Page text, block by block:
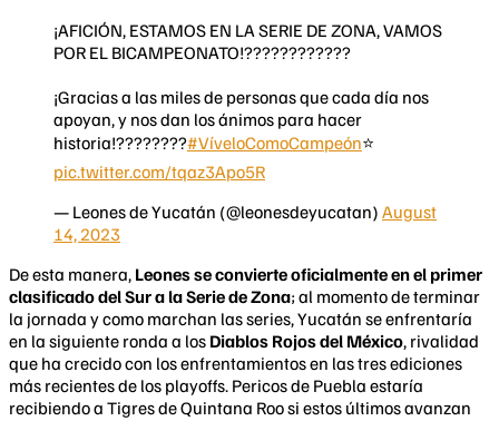
¡AFICIÓN, ESTAMOS EN LA SERIE DE ZONA, VAMOS
POR EL BICAMPEONATO!????????????
¡Gracias a las miles de personas que cada día nos
apoyan, y nos dan los ánimos para hacer
historia!????????#VíveloComoCampeón⭐️
pic.twitter.com/tqaz3Apo5R
— Leones de Yucatán (@leonesdeyucatan) August
14, 2023
De esta manera, Leones se convierte oficialmente en el primer
clasificado del Sur a la Serie de Zona; al momento de terminar
la jornada y como marchan las series, Yucatán se enfrentaría
en la siguiente ronda a los Diablos Rojos del México, rivalidad
que ha crecido con los enfrentamientos en las tres ediciones
más recientes de los playoffs. Pericos de Puebla estaría
recibiendo a Tigres de Quintana Roo si estos últimos avanzan